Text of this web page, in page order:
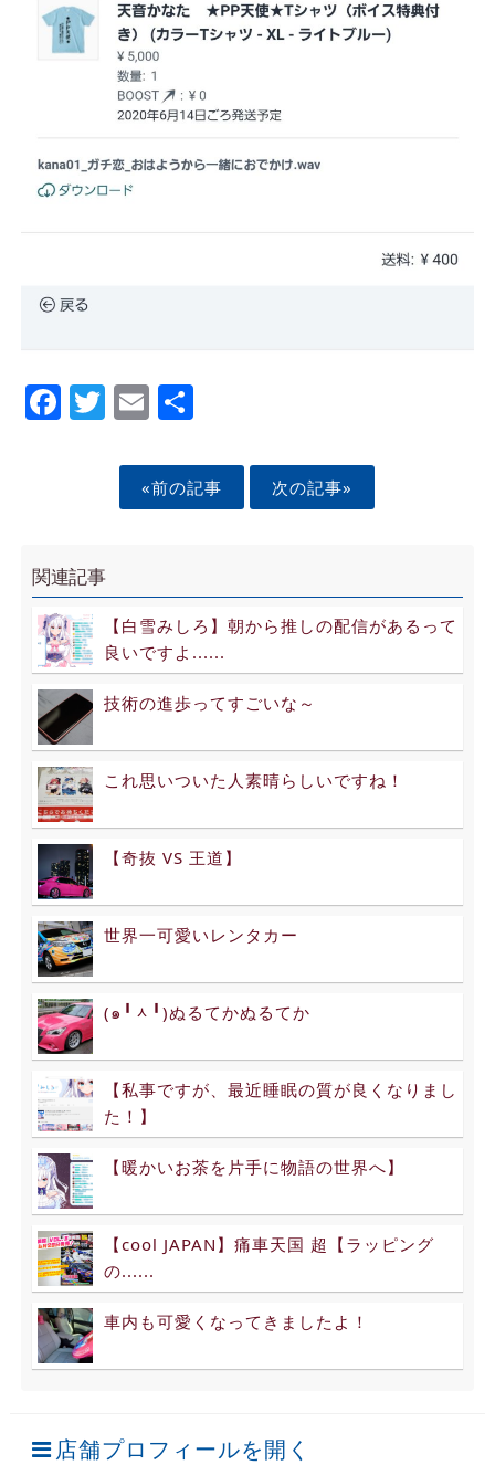
Facebook
Twitter
EmailShare
«前の記事 次の記事»
関連記事
【白雪みしろ】朝から推しの配信があるって
良いですよ......
技術の進歩ってすごいな～
これ思いついた人素晴らしいですね！
【奇抜 VS 王道】
世界一可愛いレンタカー
(๑╹ᆺ╹)ぬるてかぬるてか
【私事ですが、最近睡眠の質が良くなりまし
た！】
【暖かいお茶を片手に物語の世界へ】
【cool JAPAN】痛車天国 超【ラッピング
の......
車内も可愛くなってきましたよ！
店舗プロフィールを開く